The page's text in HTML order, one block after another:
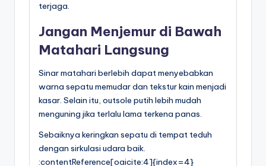
terjaga.
Jangan Menjemur di Bawah
Matahari Langsung
Sinar matahari berlebih dapat menyebabkan
warna sepatu memudar dan tekstur kain menjadi
kasar. Selain itu, outsole putih lebih mudah
menguning jika terlalu lama terkena panas.
Sebaiknya keringkan sepatu di tempat teduh
dengan sirkulasi udara baik.
:contentReference[oaicite:4]{index=4}